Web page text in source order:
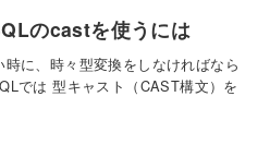
のcastを使うには
に、時々型変換をしなければなら
では 型キャスト（CAST構文）を